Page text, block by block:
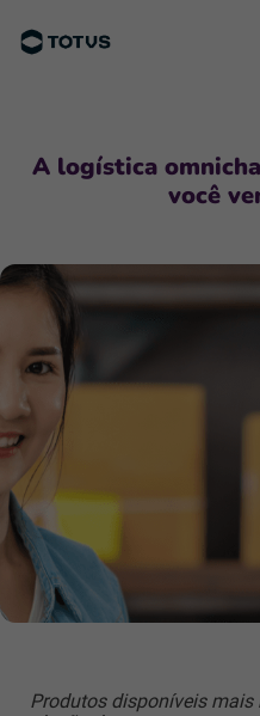
A logística
você
Produtos disponíveis